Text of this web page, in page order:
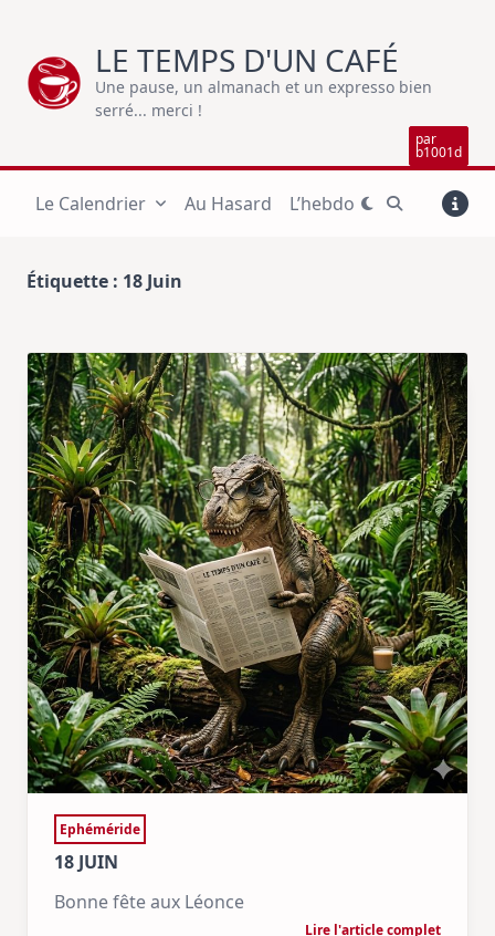
content
LE TEMPS D'UN CAFÉ
Une pause, un almanach et un expresso bien
serré... merci !
par
b1001d
Le Calendrier Au Hasard L’hebdo
Étiquette : 18 Juin
Ephéméride
18 JUIN
Bonne fête aux Léonce
Lire l'article complet